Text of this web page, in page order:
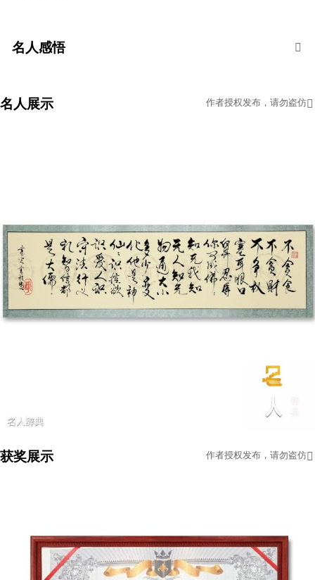
名人感悟
名人展示 作者授权发布，请勿盗仿
获奖展示 作者授权发布，请勿盗仿